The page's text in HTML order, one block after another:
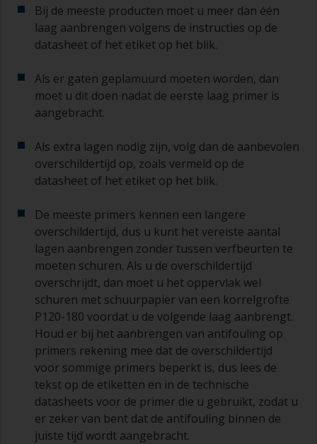
Bij de meeste producten moet u meer dan één
laag aanbrengen volgens de instructies op de
datasheet of het etiket op het blik.
Als er gaten geplamuurd moeten worden, dan
moet u dit doen nadat de eerste laag primer is
aangebracht.
Als extra lagen nodig zijn, volg dan de aanbevolen
overschildertijd op, zoals vermeld op de
datasheet of het etiket op het blik.
De meeste primers kennen een langere
overschildertijd, dus u kunt het vereiste aantal
lagen aanbrengen zonder tussen verfbeurten te
moeten schuren. Als u de overschildertijd
overschrijdt, dan moet u het oppervlak wel
schuren met schuurpapier van een korrelgrofte
P120-180 voordat u de volgende laag aanbrengt.
Houd er bij het aanbrengen van antifouling op
primers rekening mee dat de overschildertijd
voor sommige primers beperkt is, dus lees de
tekst op de etiketten en in de technische
datasheets voor de primer die u gebruikt, zodat u
er zeker van bent dat de antifouling binnen de
juiste tijd wordt aangebracht.